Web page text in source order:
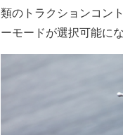
類のトラクションコン
ーモードが選択可能に